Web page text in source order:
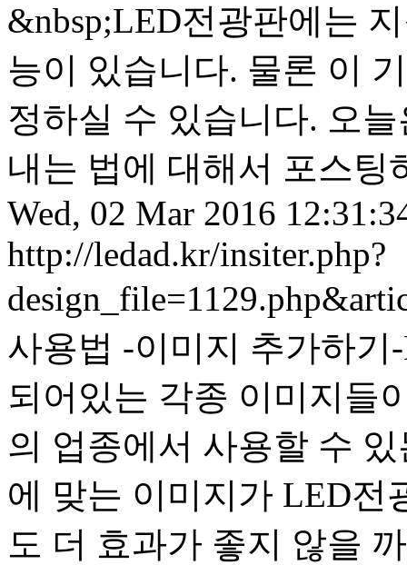
&nbsp;LED전광판에는
능이 있습니다. 물론 이
정하실 수 있습니다. 오
내는 법에 대해서 포스팅
Wed, 02 Mar 2016
http://ledad.kr/insiter.php?
사용법 -이미지 추가하기
되어있는 각종 이미지들
의 업종에서 사용할 수
에 맞는 이미지가 LED전
도 더 효과가 좋지 않을